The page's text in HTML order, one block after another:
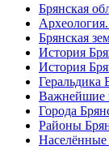
Брянская
Брянская
История
История
Геральдика
Важнейшие
Города
Районы
Населённые